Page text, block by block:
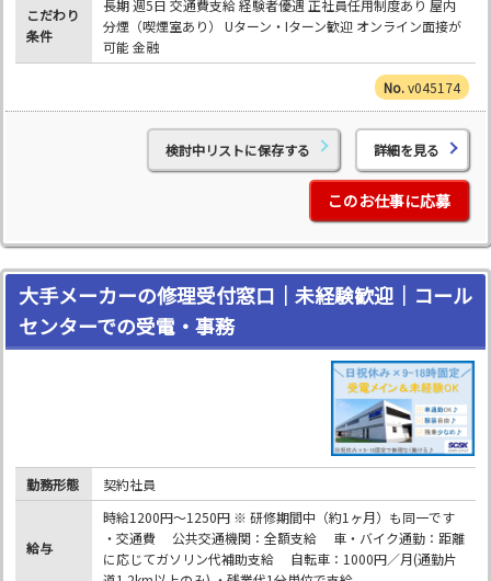
こだわり
条件
長期 週5日 交通費支給 経験者優遇 正社員任用制度あり 屋内
分煙（喫煙室あり） Uターン・Iターン歓迎 オンライン面接が
可能 金融
v045174
検討中リストに保存する 詳細を見る
このお仕事に応募
大手メーカーの修理受付窓口｜未経験歓迎｜コール
センターでの受電・事務
勤務形態 契約社員
給与
時給1200円～1250円 ※ 研修期間中（約1ヶ月）も同一です
・交通費 公共交通機関：全額支給 車・バイク通勤：距離
に応じてガソリン代補助支給 自転車：1000円／月(通勤片